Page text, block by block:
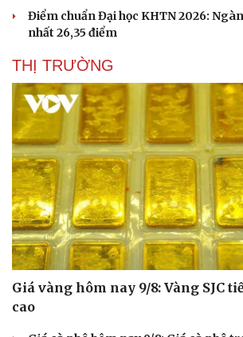
Doanh nghiệp
Thông tin doanh nghiệp
Doanh nghiệp 24h
Doanh nhân
Vì cộng đồng
Công
Sành điệu
Tin Công
Trải
Chuyển
Điểm chuẩn Đại học KHTN 2026:
nhất 26,35 điểm
THỊ TRƯỜNG
Giá vàng hôm nay 9/8: Vàng SJC
cao